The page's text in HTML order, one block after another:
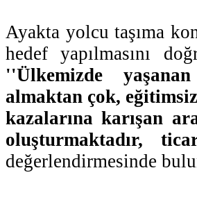
Ayakta yolcu taşıma
hedef yapılmasını
''Ülkemizde
almaktan çok,
kazalarına karışan
oluşturmaktadır,
değerlendirmesinde